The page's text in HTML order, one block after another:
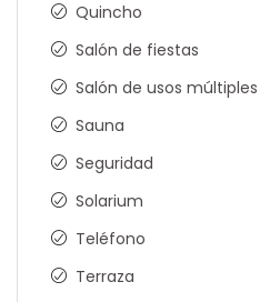
Quincho
Salón de fiestas
Salón de usos múltiples
Sauna
Seguridad
Solarium
Teléfono
Terraza